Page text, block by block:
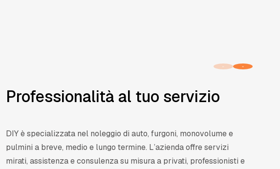
Professionalità al tuo servizio
DIY è specializzata nel noleggio di auto, furgoni, monovolume e
pulmini a breve, medio e lungo termine. L’azienda offre servizi
mirati, assistenza e consulenza su misura a privati, professionisti e